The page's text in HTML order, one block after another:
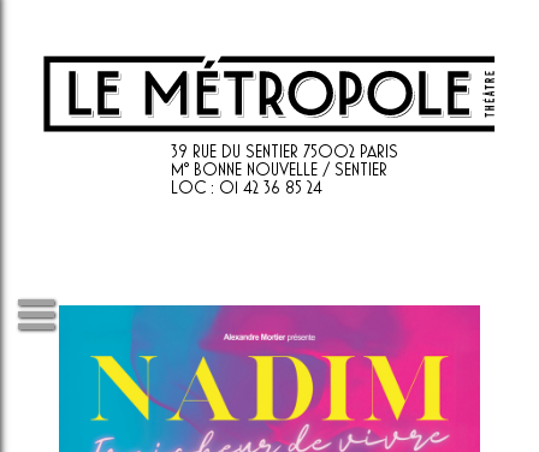
39 RUE DU SENTIER 75002 PARIS
M° BONNE NOUVELLE / SENTIER
LOC : 01 42 36 85 24